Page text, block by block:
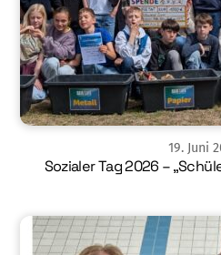
19. Juni
Sozialer Tag 2026 –